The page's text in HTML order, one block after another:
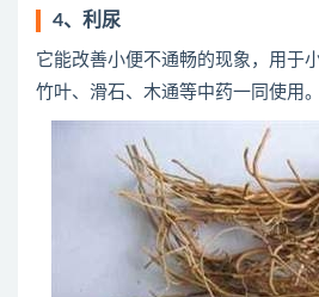
4、利尿
它能改善小便不通畅的现象，用于
竹叶、滑石、木通等中药一同使用。